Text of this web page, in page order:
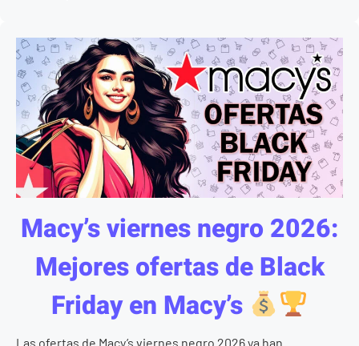
Macy’s viernes negro 2026:
Mejores ofertas de Black
Friday en Macy’s
Las ofertas de Macy’s viernes negro 2026 ya han